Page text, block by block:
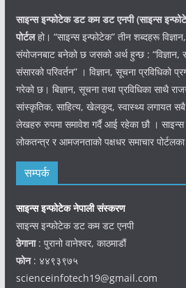
साइन्स इन्फोटेक डट कम डट एनपी (साइन्स
पोर्टलहो। “साइन्स इन्फोटेक” तीन शब्दहरू
संयोजनबाट बनेको छ जसको अर्थ हुन्छ : “विज्ञान,
संसारको परिवर्तन” । विज्ञान, सूचना प्रविधिको
गरेको छ। बिज्ञान, सूचना तथा प्रविधिका साथै
सांस्कृतिक, साहित्य, खेलकुद, स्वास्थ्य लगायत सबै
लेखहरु रुपमा समावेश गर्दै आई रहेका छौ । साइन्स
लोकतन्त्र र आमजनताको पक्षधर समाचार
सम्पर्क
साइन्स इन्फोटेक नेपाली संस्करण
साइन्स इन्फोटेक डट कम डट एनपी
ठेगाना: पुरानो वानेश्वर, काठमाडौं
फोन: ४४९३९७५
scienceinfotech19@gmail.com